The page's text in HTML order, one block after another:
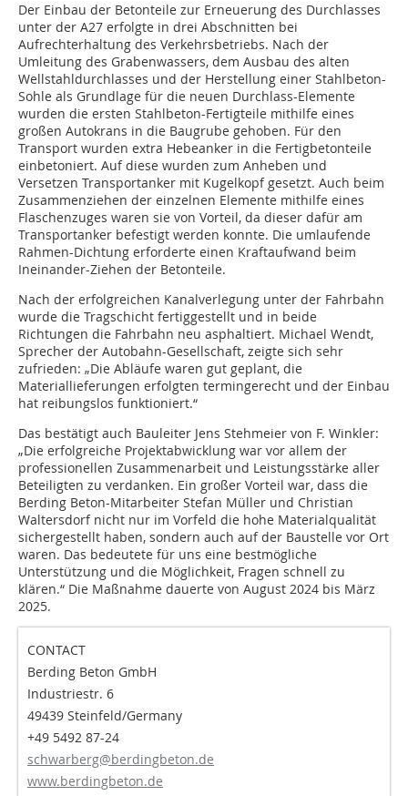
Der Einbau der Betonteile zur Erneuerung des Durchlasses
unter der A27 erfolgte in drei Abschnitten bei
Aufrechterhaltung des Verkehrsbetriebs. Nach der
Umleitung des Grabenwassers, dem Ausbau des alten
Wellstahldurchlasses und der Herstellung einer Stahlbeton-
Sohle als Grundlage für die neuen Durchlass-Elemente
wurden die ersten Stahlbeton-Fertigteile mithilfe eines
großen Autokrans in die Baugrube gehoben. Für den
Transport wurden extra Hebeanker in die Fertigbetonteile
einbetoniert. Auf diese wurden zum Anheben und
Versetzen Transportanker mit Kugelkopf gesetzt. Auch beim
Zusammenziehen der einzelnen Elemente mithilfe eines
Flaschenzuges waren sie von Vorteil, da dieser dafür am
Transportanker befestigt werden konnte. Die umlaufende
Rahmen-Dichtung erforderte einen Kraftaufwand beim
Ineinander-Ziehen der Betonteile.
Nach der erfolgreichen Kanalverlegung unter der Fahrbahn
wurde die Tragschicht fertiggestellt und in beide
Richtungen die Fahrbahn neu asphaltiert. Michael Wendt,
Sprecher der Autobahn-Gesellschaft, zeigte sich sehr
zufrieden: „Die Abläufe waren gut geplant, die
Materiallieferungen erfolgten termingerecht und der Einbau
hat reibungslos funktioniert.“
Das bestätigt auch Bauleiter Jens Stehmeier von F. Winkler:
„Die erfolgreiche Projektabwicklung war vor allem der
professionellen Zusammenarbeit und Leistungsstärke aller
Beteiligten zu verdanken. Ein großer Vorteil war, dass die
Berding Beton-Mitarbeiter Stefan Müller und Christian
Waltersdorf nicht nur im Vorfeld die hohe Materialqualität
sichergestellt haben, sondern auch auf der Baustelle vor Ort
waren. Das bedeutete für uns eine bestmögliche
Unterstützung und die Möglichkeit, Fragen schnell zu
klären.“ Die Maßnahme dauerte von August 2024 bis März
2025.
CONTACT
Berding Beton GmbH
Industriestr. 6
49439 Steinfeld/Germany
+49 5492 87-24
schwarberg@berdingbeton.de
www.berdingbeton.de